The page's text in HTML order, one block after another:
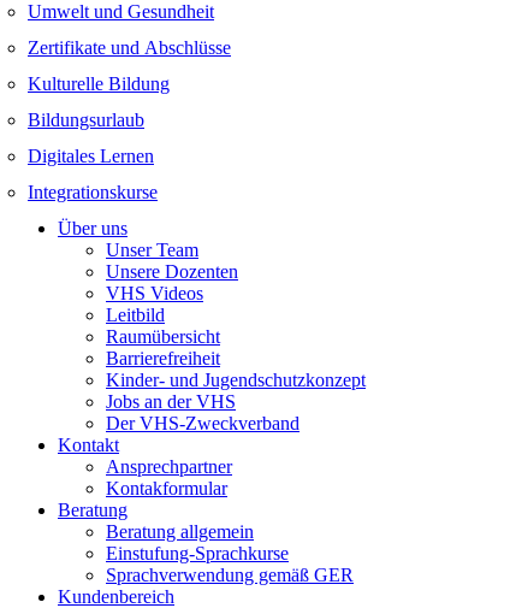
Umwelt und Gesundheit
Zertifikate und Abschlüsse
Kulturelle Bildung
Bildungsurlaub
Digitales Lernen
Integrationskurse
Über uns
Unser Team
Unsere Dozenten
VHS Videos
Leitbild
Raumübersicht
Barrierefreiheit
Kinder- und Jugendschutzkonzept
Jobs an der VHS
Der VHS-Zweckverband
Kontakt
Ansprechpartner
Kontakformular
Beratung
Beratung allgemein
Einstufung-Sprachkurse
Sprachverwendung gemäß GER
Kundenbereich